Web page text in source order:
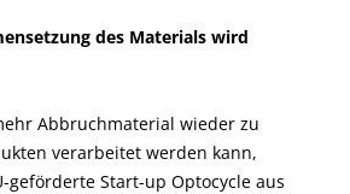
des Materials wird
Abbruchmaterial wieder zu
verarbeitet werden kann,
geförderte Start-up Optocycle aus